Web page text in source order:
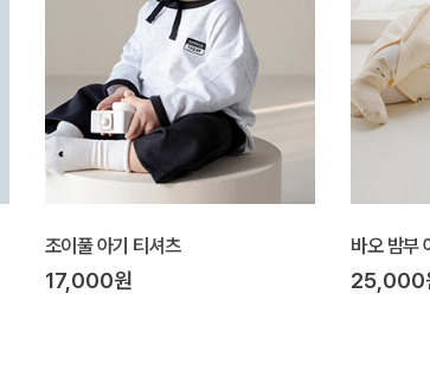
조이풀 아기 티셔츠
17,000원
바오 밤부
25,000